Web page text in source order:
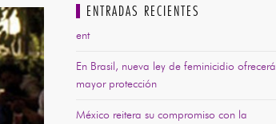
ENTRADAS RECIENTES
ent
En Brasil, nueva ley de feminicidio ofrecerá
mayor protección
México reitera su compromiso con la